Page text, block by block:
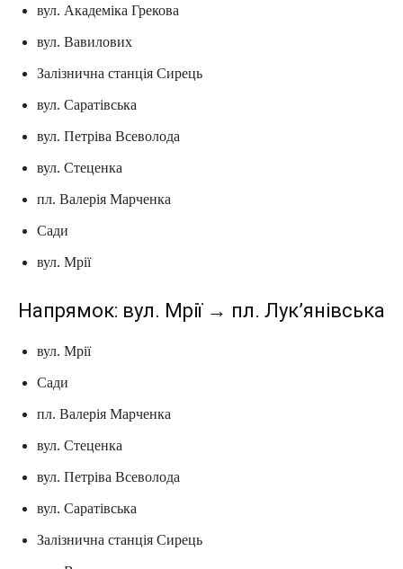
вул. Академіка Грекова
вул. Вавилових
Залізнична станція Сирець
вул. Саратівська
вул. Петріва Всеволода
вул. Стеценка
пл. Валерія Марченка
Сади
вул. Мрії
Напрямок: вул. Мрії → пл. Лук’янівська
вул. Мрії
Сади
пл. Валерія Марченка
вул. Стеценка
вул. Петріва Всеволода
вул. Саратівська
Залізнична станція Сирець